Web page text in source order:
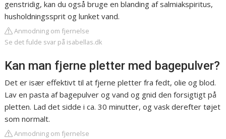
genstridig, kan du også bruge en blanding af salmiakspiritus,
husholdningssprit og lunket vand.
Anmodning om fjernelse
Se det fulde svar på isabellas.dk
Kan man fjerne pletter med bagepulver?
Det er især effektivt til at fjerne pletter fra fedt, olie og blod.
Lav en pasta af bagepulver og vand og gnid den forsigtigt på
pletten. Lad det sidde i ca. 30 minutter, og vask derefter tøjet
som normalt.
Anmodning om fjernelse